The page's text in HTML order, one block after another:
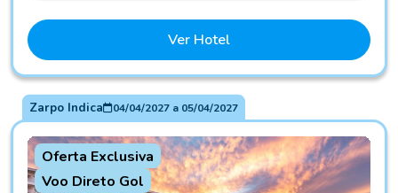
Ver Hotel
Zarpo Indica 04/04/2027a 05/04/2027
Oferta Exclusiva
Voo Direto Gol